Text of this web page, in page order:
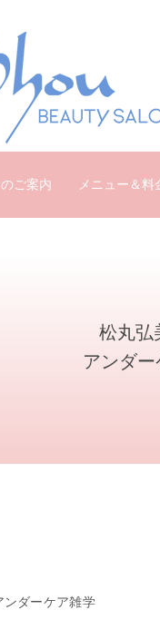
ご案内 メニュー＆料
松丸弘
アンダ
ンダーケア雑学